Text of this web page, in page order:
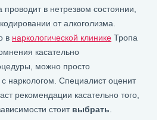
в нетрезвом состоянии,
от алкоголизма.
в наркологической клинике Тропа
касательно
можно просто
с наркологом. Специалист оценит
рекомендации касательно того,
стоит выбрать